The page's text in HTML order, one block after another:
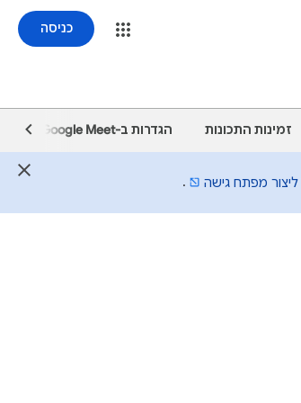
כניסה
זמינות התכונות הגדרות ב-Google Meet
ליצור מפתח גישה .